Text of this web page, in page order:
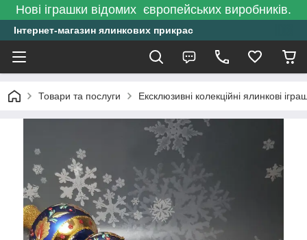
Нові іграшки відомих європейських виробників.
Інтернет-магазин ялинкових прикрас
Товари та послуги Ексклюзивні колекційні ялинкові